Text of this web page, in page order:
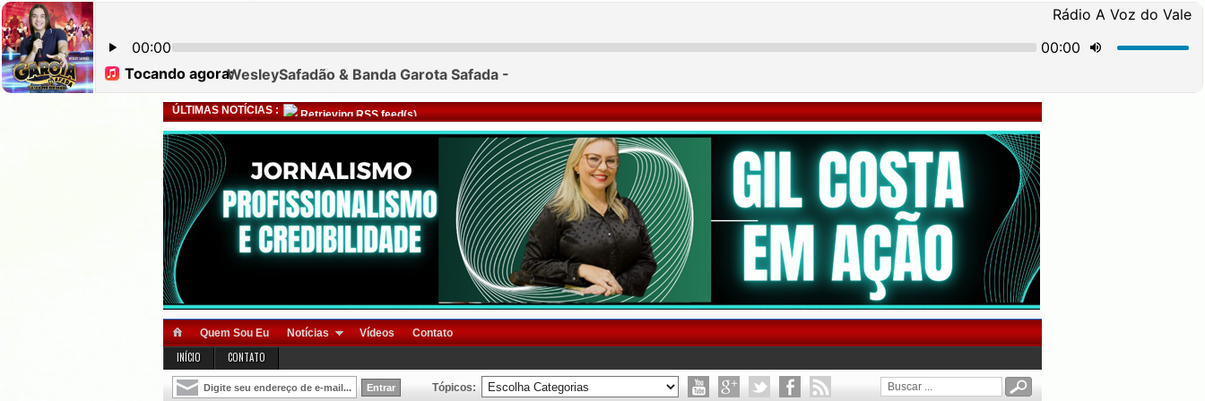
ÚLTIMAS NOTÍCIAS : Retrieving RSS feed(s)
Quem Sou Eu Notícias Vídeos Contato
INÍCIO CONTATO
Tópicos: